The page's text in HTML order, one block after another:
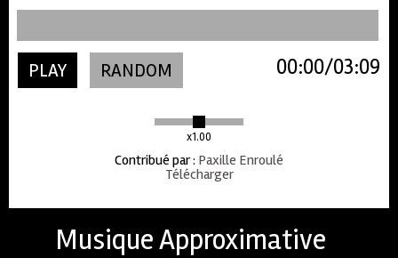
PLAY RANDOM
x1.00
03:09
00:00
Contribué par: Paxille Enroulé
Télécharger
Musique Approximative